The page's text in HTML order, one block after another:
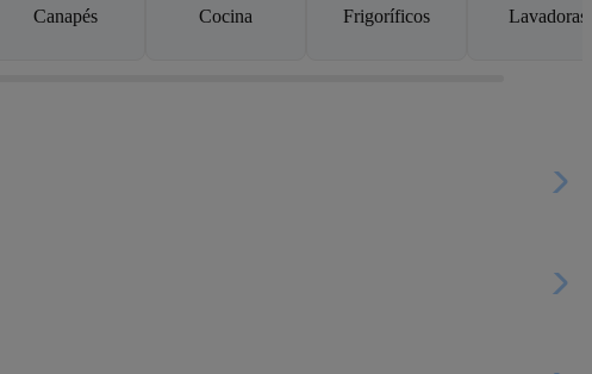
Canapés Cocina Frigoríficos Lavadoras